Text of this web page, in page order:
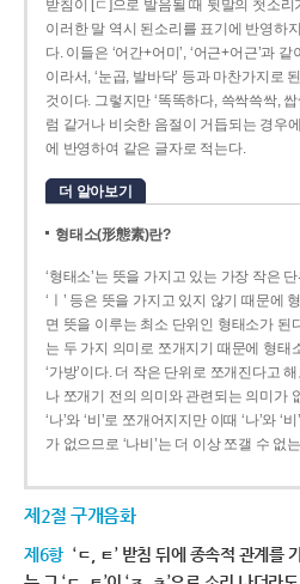
받침이 [ㄷ]으로 발음될 때 뒷말의 첫소
이러한 말 역시 된소리를 표기에 반영하
다. 이들은 ‘어간+어미’, ‘어근+어근’과
이라서, ‘눈곱, 발바닥’ 등과 마찬가지로
것이다. 그렇지만 ‘똑똑하다, 쓱싹쓱싹, 쌉
럼 같거나 비슷한 음절이 거듭되는 경우
에 반영하여 같은 글자로 적는다.
더 알아보기
형태소(形態素)란?
‘형태소’는 뜻을 가지고 있는 가장 작은
‘ㅣ’ 등은 뜻을 가지고 있지 않기 때문에
면 뜻을 이루는 최소 단위인 형태소가 된다
는 두 가지 의미로 쪼개지기 때문에 형태
‘가방’이다. 더 작은 단위로 쪼개진다고
나 쪼개기 전의 의미와 관련되는 의미가
‘나’와 ‘비’로 쪼개어지지만 이때 ‘나’와 ‘
가 없으므로 ‘나비’는 더 이상 쪼갤 수 없
제2절 구개음화
제6항 ‘ㄷ, ㅌ’ 받침 뒤에 종속적 관계를